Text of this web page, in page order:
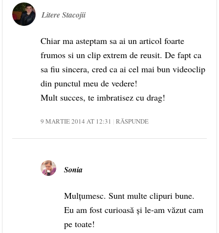
Litere Stacojii
Chiar ma asteptam sa ai un articol foarte
frumos si un clip extrem de reusit. De fapt ca
sa fiu sincera, cred ca ai cel mai bun videoclip
din punctul meu de vedere!
Mult succes, te imbratisez cu drag!
9 MARTIE 2014 AT 12:31 RĂSPUNDE
Sonia
Mulțumesc. Sunt multe clipuri bune.
Eu am fost curioasă și le-am văzut cam
pe toate!